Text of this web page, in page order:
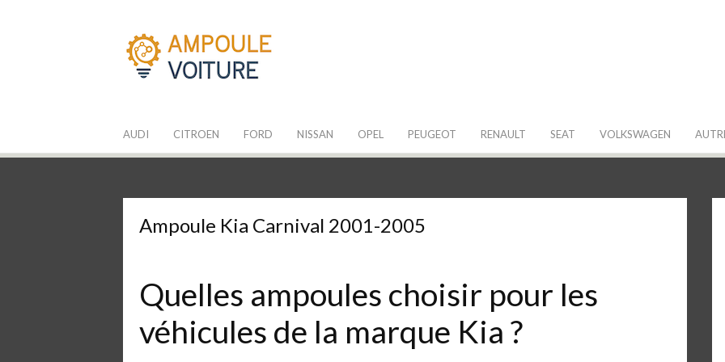
AUDI CITROEN FORD NISSAN OPEL PEUGEOT RENAULT SEAT VOLKSWAGEN
Ampoule Kia Carnival 2001-2005
Quelles ampoules choisir pour les
véhicules de la marque Kia ?